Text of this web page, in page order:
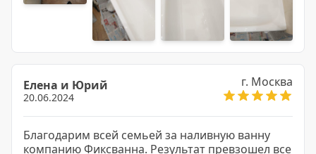
Елена и Юрий
20.06.2024
г. Москва
Благодарим всей семьей за наливную ванну
компанию Фиксванна. Результат превзошел все